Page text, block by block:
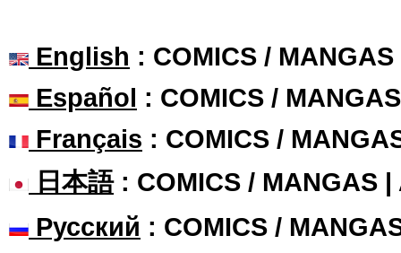
English : COMICS /
Español : COMICS /
Français : COMICS /
日本語: COMICS / MANGAS |
Русский : COMICS /